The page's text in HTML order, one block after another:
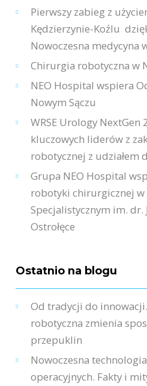
Pierwszy zabieg z
Kędzierzynie-Koźlu
Nowoczesna medycyna
Chirurgia robotyczna w
NEO Hospital wspiera
Nowym Sączu
WRSE Urology NextGen
kluczowych liderów z
robotycznej z udziałem
Grupa NEO Hospital
robotyki chirurgicznej
Specjalistycznym im. dr.
Ostrołęce
Ostatnio na blogu
Od tradycji do
robotyczna zmienia
przepuklin
Nowoczesna
operacyjnych. Fakty i